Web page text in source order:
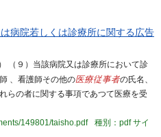
病院若しくは診療所に関する広告
（９）当該病院又は診療所において診
、看護師その他の医療従事者の氏名、
らの者に関する事項であつて医療を受
149801/taisho.pdf
種別：pdfサイ